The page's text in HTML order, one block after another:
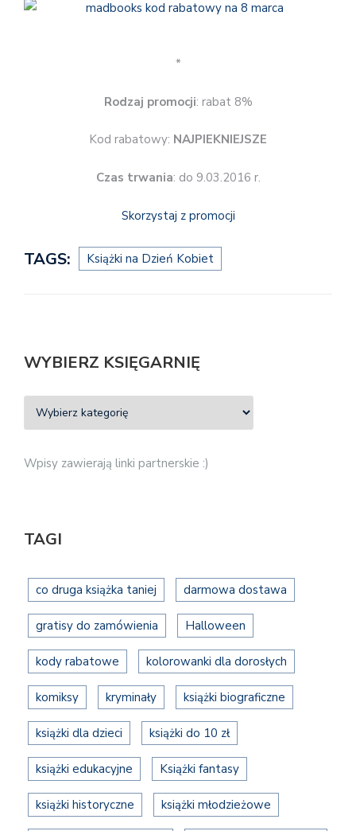
*
Rodzaj promocji: rabat 8%
Kod rabatowy: NAJPIEKNIEJSZE
Czas trwania: do 9.03.2016 r.
Skorzystaj z promocji
TAGS: Książki na Dzień Kobiet
WYBIERZ KSIĘGARNIĘ
Wpisy zawierają linki partnerskie :)
TAGI
co druga książka taniej darmowa dostawa
gratisy do zamówienia Halloween
kody rabatowe kolorowanki dla dorosłych
komiksy kryminały książki biograficzne
książki dla dzieci książki do 10 zł
książki edukacyjne Książki fantasy
książki historyczne książki młodzieżowe